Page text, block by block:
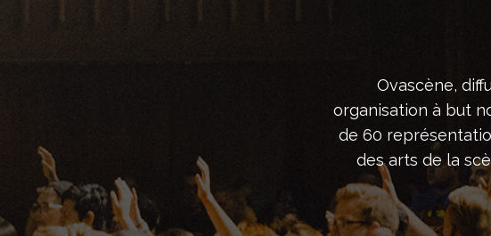
Ovascène,
organisation à but
de 60
des arts de la